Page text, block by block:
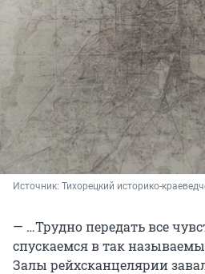
Источник: Тихорецкий историко-
— …Трудно передать все
спускаемся в так
Залы рейхсканцелярии